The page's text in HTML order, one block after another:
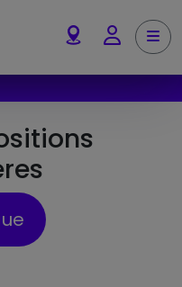
Account